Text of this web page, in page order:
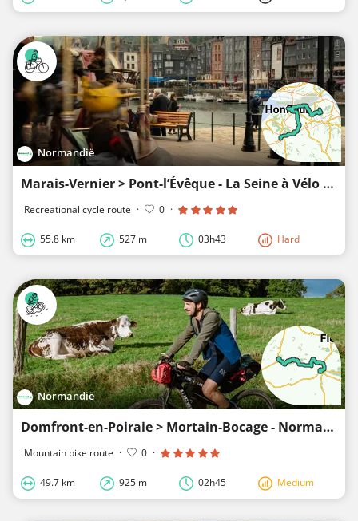
Normandië
Marais-Vernier > Pont-l’Évêque - La Seine à Vélo in Normandië
Recreational cycle route · 0 ·
55.8 km 527 m 03h43 Hard
Normandië
Domfront-en-Poiraie > Mortain-Bocage - Normand’Epik MTB
Mountain bike route · 0 ·
49.7 km 925 m 02h45 Medium